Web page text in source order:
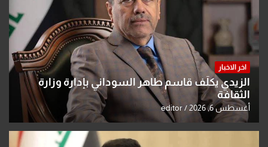
اخر الاخبار
الزيدي يكلّف قاسم طاهر السوداني بإدارة وزارة
الثقافة
أغسطس 6, 2026 editor